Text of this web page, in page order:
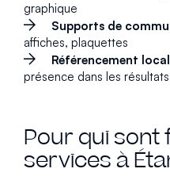
graphique
Supports de
affiches, plaquettes
Référencement local
présence dans les
Pour qui sont
services à